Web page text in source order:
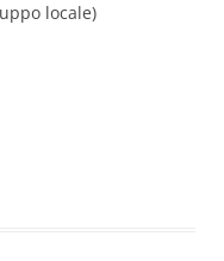
locale)